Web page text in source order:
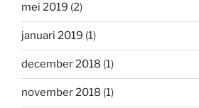
mei 2019 (2)
januari 2019 (1)
december 2018 (1)
november 2018 (1)